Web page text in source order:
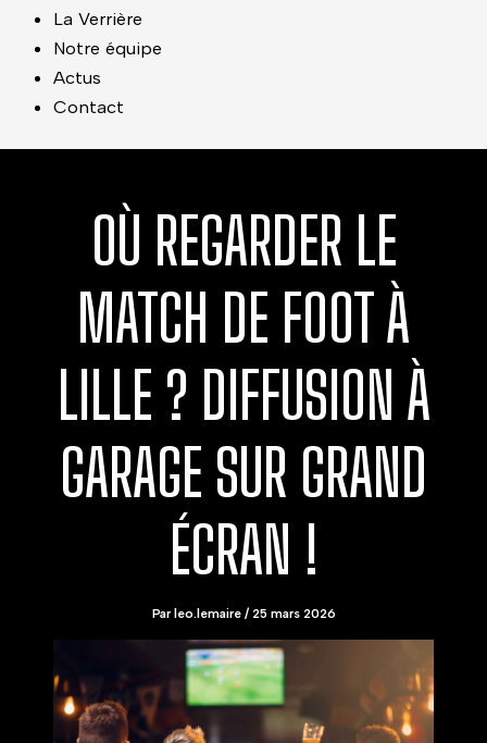
La Verrière
Notre équipe
Actus
Contact
OÙ REGARDER LE
MATCH DE FOOT À
LILLE ? DIFFUSION À
GARAGE SUR GRAND
ÉCRAN !
Par leo.lemaire / 25 mars 2026